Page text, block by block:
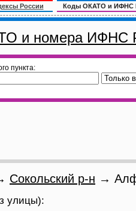
России Коды ОКАТО и ИФНС
и номера ИФНС
пункта:
Сокольский р-н →
улицы):